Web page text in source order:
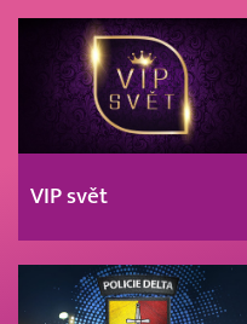
VIP svět